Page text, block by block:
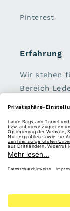
Pinterest
Erfahrung
Wir stehen
Bereich
E-